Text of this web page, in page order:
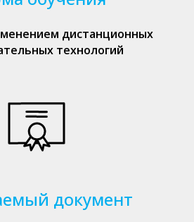
дистанционных
технологий
документ